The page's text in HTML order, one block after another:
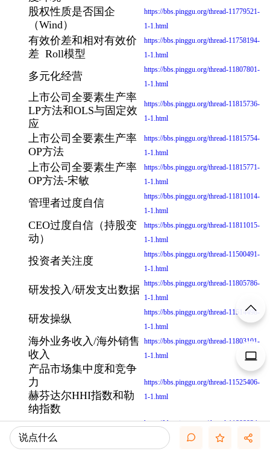
股权性质是否国企
（Wind）
https://bbs.pinggu.org/thread-11779521-
1-1.html
有效价差和相对有效价
差 Roll模型
https://bbs.pinggu.org/thread-11758194-
1-1.html
多元化经营
https://bbs.pinggu.org/thread-11807801-
1-1.html
上市公司全要素生产率
LP方法和OLS与固定效
应
https://bbs.pinggu.org/thread-11815736-
1-1.html
上市公司全要素生产率
OP方法
https://bbs.pinggu.org/thread-11815754-
1-1.html
上市公司全要素生产率
OP方法-宋敏
https://bbs.pinggu.org/thread-11815771-
1-1.html
管理者过度自信
https://bbs.pinggu.org/thread-11811014-
1-1.html
CEO过度自信（持股变
动）
https://bbs.pinggu.org/thread-11811015-
1-1.html
投资者关注度
https://bbs.pinggu.org/thread-11500491-
1-1.html
研发投入/研发支出数据
https://bbs.pinggu.org/thread-11805786-
1-1.html
研发操纵
https://bbs.pinggu.org/thread-11514498-
1-1.html
海外业务收入/海外销售
收入
https://bbs.pinggu.org/thread-11803101-
1-1.html
产品市场集中度和竞争
力
https://bbs.pinggu.org/thread-11525406-
1-1.html
赫芬达尔HHI指数和勒
纳指数
超额商誉
https://bbs.pinggu.org/thread-11808934-
https://bbs.pinggu.org/thread-11513032-
说点什么